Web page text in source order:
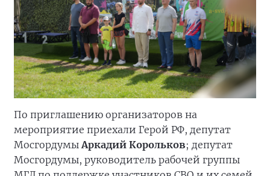
По приглашению организаторов на
мероприятие приехали Герой РФ, депутат
МосгордумыАркадий Корольков; депутат
Мосгордумы, руководитель рабочей группы